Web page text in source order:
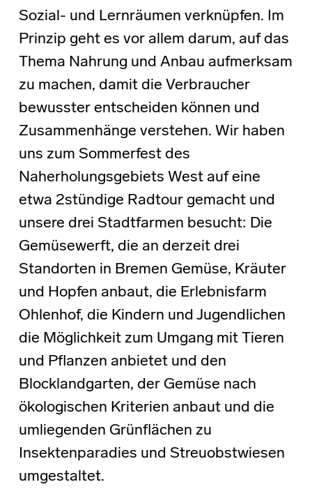
Sozial- und Lernräumen verknüpfen. Im
Prinzip geht es vor allem darum, auf das
Thema Nahrung und Anbau aufmerksam
zu machen, damit die Verbraucher
bewusster entscheiden können und
Zusammenhänge verstehen. Wir haben
uns zum Sommerfest des
Naherholungsgebiets West auf eine
etwa 2stündige Radtour gemacht und
unsere drei Stadtfarmen besucht: Die
Gemüsewerft, die an derzeit drei
Standorten in Bremen Gemüse, Kräuter
und Hopfen anbaut, die Erlebnisfarm
Ohlenhof, die Kindern und Jugendlichen
die Möglichkeit zum Umgang mit Tieren
und Pflanzen anbietet und den
Blocklandgarten, der Gemüse nach
ökologischen Kriterien anbaut und die
umliegenden Grünflächen zu
Insektenparadies und Streuobstwiesen
umgestaltet.